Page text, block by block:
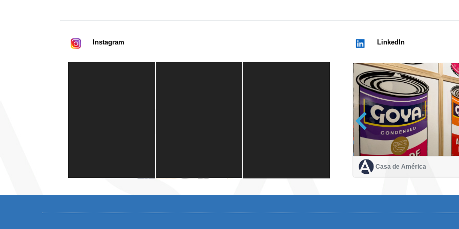
Instagram LinkedIn
Casa de América